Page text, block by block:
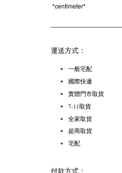
*centimeter*
運送方式：
一般宅配
國際快遞
實體門市取貨
7-11取貨
全家取貨
超商取貨
宅配
付款方式：